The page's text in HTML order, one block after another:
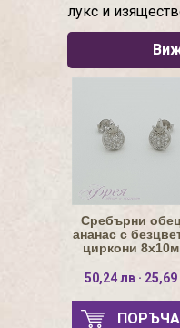
лукс и
Сребърни
ананас с
циркони
50,24 лв · 25,69